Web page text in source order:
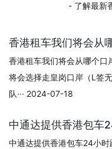
- 了解最新
香港租车我们将会从
香港租车我们将会从哪个口
将会选择走皇岗口岸（L签
队··· 2024-07-18
中通达提供香港包车
中通达提供香港包车24小